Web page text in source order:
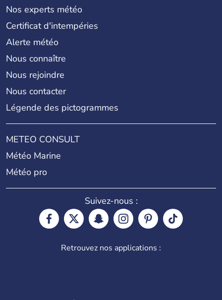
Nos experts météo
Certificat d'intempéries
Alerte météo
Nous connaître
Nous rejoindre
Nous contacter
Légende des pictogrammes
METEO CONSULT
Météo Marine
Météo pro
Suivez-nous :
Retrouvez nos applications :